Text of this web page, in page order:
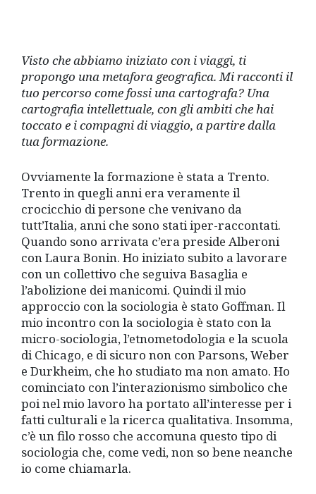
Visto che abbiamo iniziato con i viaggi, ti
propongo una metafora geografica. Mi racconti il
tuo percorso come fossi una cartografa? Una
cartografia intellettuale, con gli ambiti che hai
toccato e i compagni di viaggio, a partire dalla
tua formazione.
Ovviamente la formazione è stata a Trento.
Trento in quegli anni era veramente il
crocicchio di persone che venivano da
tutt’Italia, anni che sono stati iper-raccontati.
Quando sono arrivata c’era preside Alberoni
con Laura Bonin. Ho iniziato subito a lavorare
con un collettivo che seguiva Basaglia e
l’abolizione dei manicomi. Quindi il mio
approccio con la sociologia è stato Goffman. Il
mio incontro con la sociologia è stato con la
micro-sociologia, l’etnometodologia e la scuola
di Chicago, e di sicuro non con Parsons, Weber
e Durkheim, che ho studiato ma non amato. Ho
cominciato con l’interazionismo simbolico che
poi nel mio lavoro ha portato all’interesse per i
fatti culturali e la ricerca qualitativa. Insomma,
c’è un filo rosso che accomuna questo tipo di
sociologia che, come vedi, non so bene neanche
io come chiamarla.